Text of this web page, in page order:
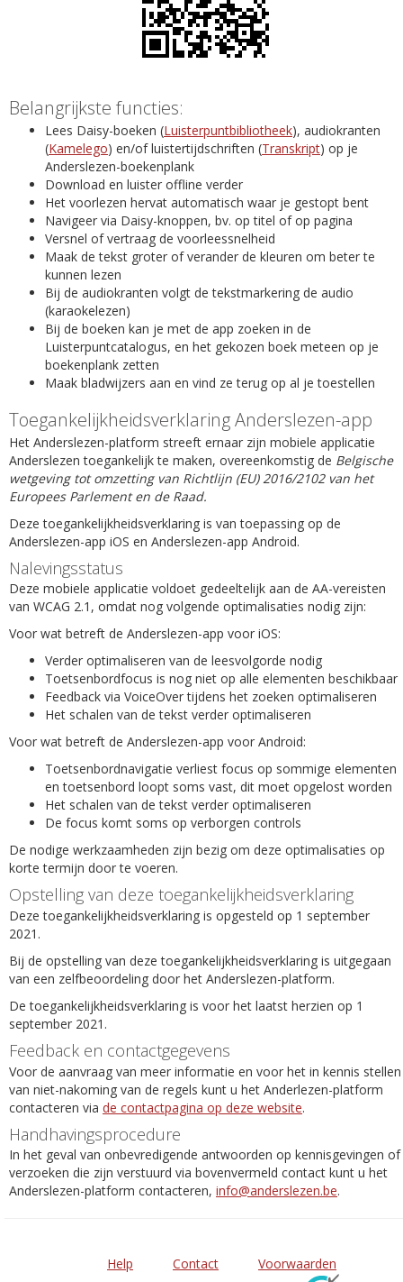
Belangrijkste functies:
Lees Daisy-boeken (Luisterpuntbibliotheek), audiokranten
(Kamelego) en/of luistertijdschriften (Transkript) op je
Anderslezen-boekenplank
Download en luister offline verder
Het voorlezen hervat automatisch waar je gestopt bent
Navigeer via Daisy-knoppen, bv. op titel of op pagina
Versnel of vertraag de voorleessnelheid
Maak de tekst groter of verander de kleuren om beter te
kunnen lezen
Bij de audiokranten volgt de tekstmarkering de audio
(karaokelezen)
Bij de boeken kan je met de app zoeken in de
Luisterpuntcatalogus, en het gekozen boek meteen op je
boekenplank zetten
Maak bladwijzers aan en vind ze terug op al je toestellen
Toegankelijkheidsverklaring Anderslezen-app
Het Anderslezen-platform streeft ernaar zijn mobiele applicatie
Anderslezen toegankelijk te maken, overeenkomstig de Belgische
wetgeving tot omzetting van Richtlijn (EU) 2016/2102 van het
Europees Parlement en de Raad.
Deze toegankelijkheidsverklaring is van toepassing op de
Anderslezen-app iOS en Anderslezen-app Android.
Nalevingsstatus
Deze mobiele applicatie voldoet gedeeltelijk aan de AA-vereisten
van WCAG 2.1, omdat nog volgende optimalisaties nodig zijn:
Voor wat betreft de Anderslezen-app voor iOS:
Verder optimaliseren van de leesvolgorde nodig
Toetsenbordfocus is nog niet op alle elementen beschikbaar
Feedback via VoiceOver tijdens het zoeken optimaliseren
Het schalen van de tekst verder optimaliseren
Voor wat betreft de Anderslezen-app voor Android:
Toetsenbordnavigatie verliest focus op sommige elementen
en toetsenbord loopt soms vast, dit moet opgelost worden
Het schalen van de tekst verder optimaliseren
De focus komt soms op verborgen controls
De nodige werkzaamheden zijn bezig om deze optimalisaties op
korte termijn door te voeren.
Opstelling van deze toegankelijkheidsverklaring
Deze toegankelijkheidsverklaring is opgesteld op 1 september
2021.
Bij de opstelling van deze toegankelijkheidsverklaring is uitgegaan
van een zelfbeoordeling door het Anderslezen-platform.
De toegankelijkheidsverklaring is voor het laatst herzien op 1
september 2021.
Feedback en contactgegevens
Voor de aanvraag van meer informatie en voor het in kennis stellen
van niet-nakoming van de regels kunt u het Anderlezen-platform
contacteren via de contactpagina op deze website.
Handhavingsprocedure
In het geval van onbevredigende antwoorden op kennisgevingen of
verzoeken die zijn verstuurd via bovenvermeld contact kunt u het
Anderslezen-platform contacteren, info@anderslezen.be.
Help Contact
Voorwaarden